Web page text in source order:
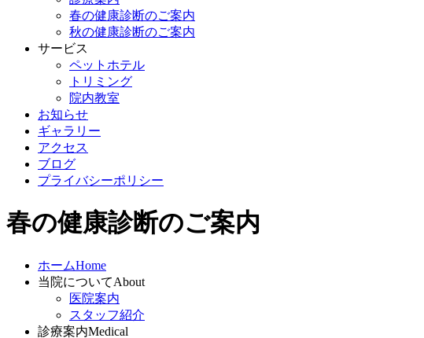
春の健康診断のご案内
秋の健康診断のご案内
サービス
ペットホテル
トリミング
院内教室
お知らせ
ギャラリー
アクセス
ブログ
プライバシーポリシー
春の健康診断のご案内
ホームHome
当院についてAbout
医院案内
スタッフ紹介
診療案内Medical